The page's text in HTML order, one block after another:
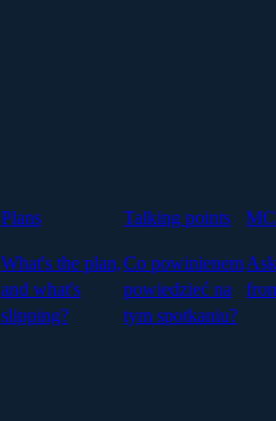
Plans
What's the plan,
and what's
slipping?
Talking points
Co powinienem
powiedzieć na
tym spotkaniu?